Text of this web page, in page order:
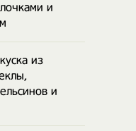
и
из
и